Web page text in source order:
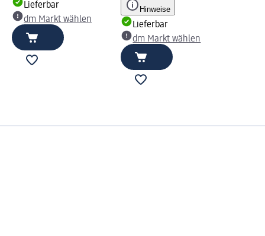
Lieferbar
dm Markt wählen
Hinweise
Lieferbar
dm Markt wählen